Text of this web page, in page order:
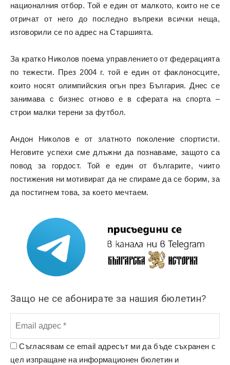
националния отбор. Той е един от малкото, които не се
отричат от него до последно въпреки всички неща,
изговорили се по адрес на Старшията.
За кратко Николов поема управлението от федерацията
по тежести. През 2004 г. той е един от факлоносците,
които носят олимпийския огън през България. Днес се
занимава с бизнес отново е в сферата на спорта –
строи малки терени за футбол.
Андон Николов е от златното поколение спортисти.
Неговите успехи сме длъжни да познаваме, защото са
повод за гордост. Той е един от българите, чиито
постижения ни мотивират да не спираме да се борим, за
да постигнем това, за което мечтаем.
Защо не се абонирате за нашия бюлетин?
Съгласявам се email адресът ми да бъде съхранен с
цел изпращане на информационен бюлетин и